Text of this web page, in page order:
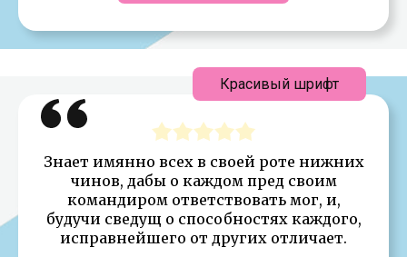
Знает имянно всех в своей роте нижних
чинов, дабы о каждом пред своим
командиром ответствовать мог, и,
будучи сведущ о способностях каждого,
исправнейшего от других отличает.
Красивый шрифт